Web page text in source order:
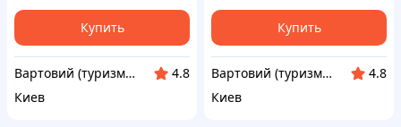
Купить
Вартовий (туризм, охота и кемпинг)
4.8
Киев
Купить
Вартовий (туризм, охота и кемпинг)
4.8
Киев